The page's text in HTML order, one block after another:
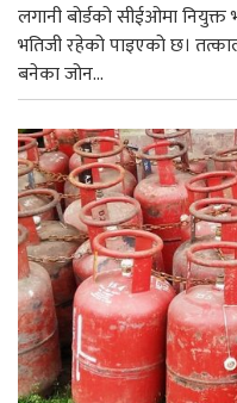
लगानी बोर्डको सीईओमा
भतिजी रहेको पाइएको छ।
बनेका जोन...